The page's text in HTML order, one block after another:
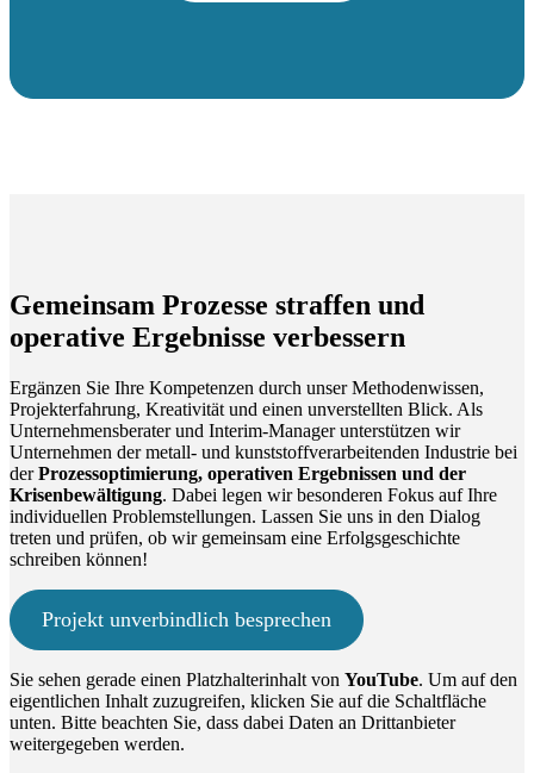
Gemeinsam Prozesse straffen und
operative Ergebnisse verbessern
Ergänzen Sie Ihre Kompetenzen durch unser Methodenwissen,
Projekterfahrung, Kreativität und einen unverstellten Blick. Als
Unternehmensberater und Interim-Manager unterstützen wir
Unternehmen der metall- und kunststoffverarbeitenden Industrie bei
derProzessoptimierung, operativen Ergebnissen und der
Krisenbewältigung. Dabei legen wir besonderen Fokus auf Ihre
individuellen Problemstellungen. Lassen Sie uns in den Dialog
treten und prüfen, ob wir gemeinsam eine Erfolgsgeschichte
schreiben können!
Projekt unverbindlich besprechen
Sie sehen gerade einen Platzhalterinhalt von YouTube. Um auf den
eigentlichen Inhalt zuzugreifen, klicken Sie auf die Schaltfläche
unten. Bitte beachten Sie, dass dabei Daten an Drittanbieter
weitergegeben werden.